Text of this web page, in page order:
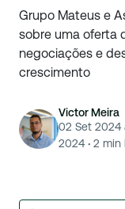
Grupo Mateus e
sobre uma oferta
negociações e
crescimento
Victor Meira
02 Set 2024
2024 · 2 min